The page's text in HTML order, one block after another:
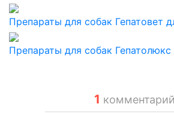
Препараты для собак Гепатовет
Препараты для собак
1 комментарий